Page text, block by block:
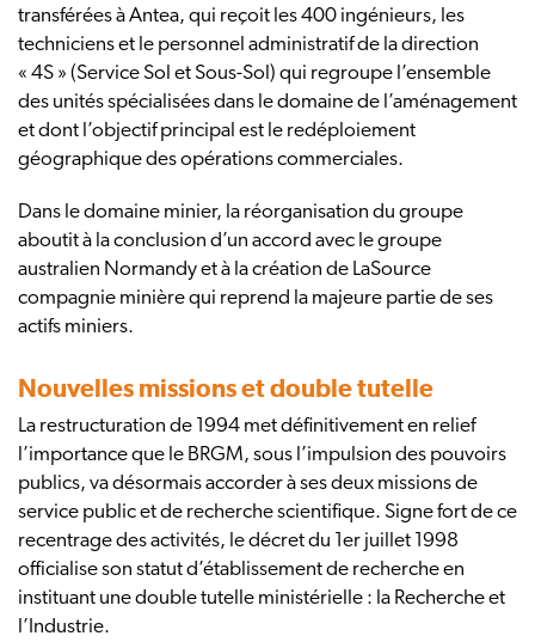
transférées à Antea, qui reçoit les 400 ingénieurs, les
techniciens et le personnel administratif de la direction
« 4S » (Service Sol et Sous-Sol) qui regroupe l’ensemble
des unités spécialisées dans le domaine de l’aménagement
et dont l’objectif principal est le redéploiement
géographique des opérations commerciales.
Dans le domaine minier, la réorganisation du groupe
aboutit à la conclusion d’un accord avec le groupe
australien Normandy et à la création de LaSource
compagnie minière qui reprend la majeure partie de ses
actifs miniers.
Nouvelles missions et double tutelle
La restructuration de 1994 met définitivement en relief
l’importance que le BRGM, sous l’impulsion des pouvoirs
publics, va désormais accorder à ses deux missions de
service public et de recherche scientifique. Signe fort de ce
recentrage des activités, le décret du 1er juillet 1998
officialise son statut d’établissement de recherche en
instituant une double tutelle ministérielle : la Recherche et
l’Industrie.